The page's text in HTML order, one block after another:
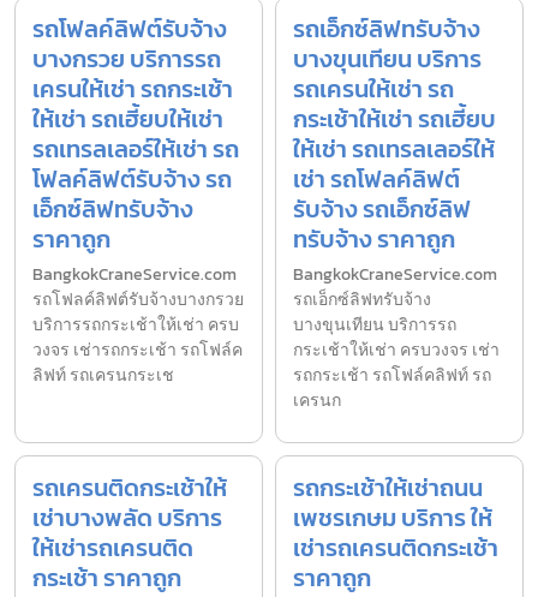
รถโฟลค์ลิฟต์รับจ้าง
บางกรวย บริการรถ
เครนให้เช่า รถกระเช้า
ให้เช่า รถเฮี้ยบให้เช่า
รถเทรลเลอร์ให้เช่า รถ
โฟลค์ลิฟต์รับจ้าง รถ
เอ็กซ์ลิฟทรับจ้าง
ราคาถูก
BangkokCraneService.com
รถโฟลค์ลิฟต์รับจ้างบางกรวย
บริการรถกระเช้าให้เช่า ครบ
วงจร เช่ารถกระเช้า รถโฟล์ค
ลิฟท์ รถเครนกระเช
รถเอ็กซ์ลิฟทรับจ้าง
บางขุนเทียน บริการ
รถเครนให้เช่า รถ
กระเช้าให้เช่า รถเฮี้ยบ
ให้เช่า รถเทรลเลอร์ให้
เช่า รถโฟลค์ลิฟต์
รับจ้าง รถเอ็กซ์ลิฟ
ทรับจ้าง ราคาถูก
BangkokCraneService.com
รถเอ็กซ์ลิฟทรับจ้าง
บางขุนเทียน บริการรถ
กระเช้าให้เช่า ครบวงจร เช่า
รถกระเช้า รถโฟล์คลิฟท์ รถ
เครนก
รถเครนติดกระเช้าให้
เช่าบางพลัด บริการ
ให้เช่ารถเครนติด
กระเช้า ราคาถูก
รถกระเช้าให้เช่าถนน
เพชรเกษม บริการ ให้
เช่ารถเครนติดกระเช้า
ราคาถูก